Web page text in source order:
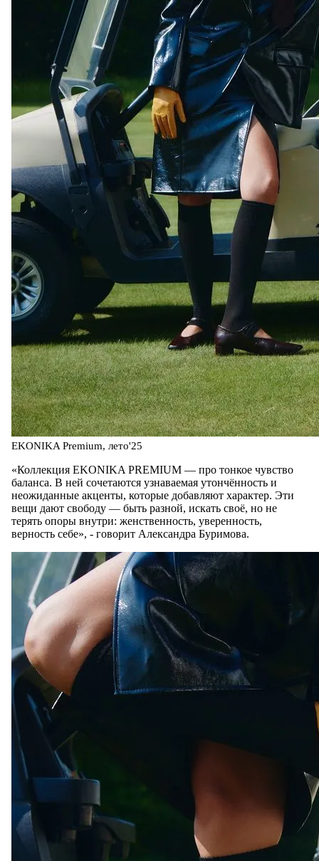
EKONIKA Premium, лето'25
«Коллекция EKONIKA PREMIUM — про тонкое чувство
баланса. В ней сочетаются узнаваемая утончённость и
неожиданные акценты, которые добавляют характер. Эти
вещи дают свободу — быть разной, искать своё, но не
терять опоры внутри: женственность, уверенность,
верность себе», - говорит Александра Буримова.